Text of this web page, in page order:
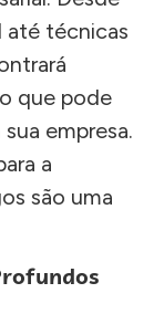
até técnicas
que pode
empresa.
a
são uma